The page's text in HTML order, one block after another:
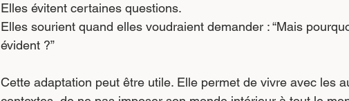
Elles évitent certaines questions.
Elles sourient quand elles voudraient demander : “Mais
évident ?”
Cette adaptation peut être utile. Elle permet de vivre avec les